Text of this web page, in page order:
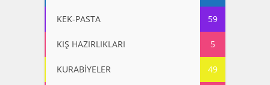
KEK-PASTA 59
KIŞ HAZIRLIKLARI 5
KURABİYELER 49